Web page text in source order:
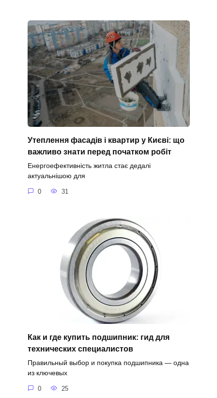
Утеплення фасадів і квартир у Києві: що
важливо знати перед початком робіт
Енергоефективність житла стає дедалі
актуальнішою для
0 31
Как и где купить подшипник: гид для
технических специалистов
Правильный выбор и покупка подшипника — одна
из ключевых
0 25